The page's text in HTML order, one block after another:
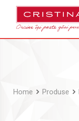
Home Produse